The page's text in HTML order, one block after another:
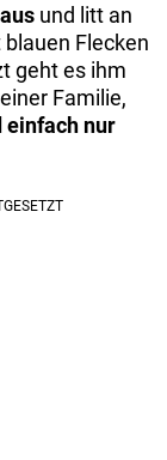
und litt an
Flecken
geht es ihm
Familie,
einfach nur